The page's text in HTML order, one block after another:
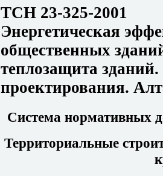
ТСН 23-325-2001
Энергетическая
общественных
теплозащита
проектирования.
Система нормативных
Территориальные